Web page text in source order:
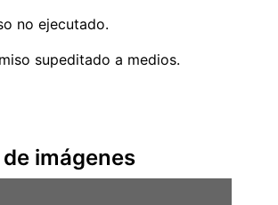
no ejecutado.
supeditado a medios.
imágenes